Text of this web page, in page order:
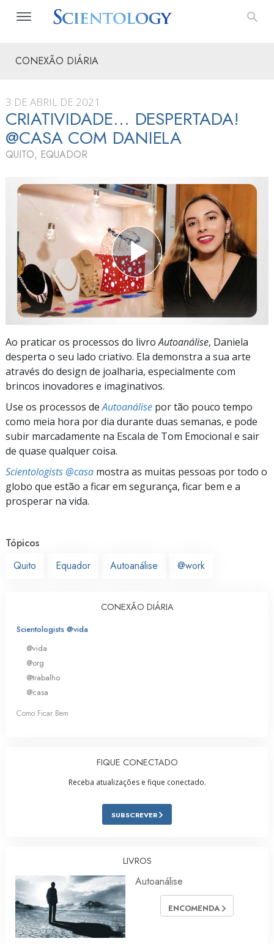
CONEXÃO DIÁRIA
3 DE ABRIL DE 2021
CRIATIVIDADE… DESPERTADA!
@CASA COM DANIELA
QUITO, EQUADOR
Ao praticar os processos do livroAutoanálise, Daniela
desperta o seu lado criativo. Ela demonstra a sua arte
através do design de joalharia, especialmente com
brincos inovadores e imaginativos.
Use os processos deAutoanálise por tão pouco tempo
como meia hora por dia durante duas semanas, e pode
subir marcadamente na Escala de Tom Emocional e sair
de quase qualquer coisa.
Scientologists @casa mostra as muitas pessoas por todo o
globo que estão a ficar em segurança, ficar bem e a
prosperar na vida.
Tópicos
Quito
Equador Autoanálise @work
CONEXÃO DIÁRIA
Scientologists @vida
@vida
@org
@trabalho
@casa
Como Ficar Bem
FIQUE CONECTADO
Receba atualizações e fique conectado.
SUBSCREVER
LIVROS
Autoanálise
ENCOMENDA